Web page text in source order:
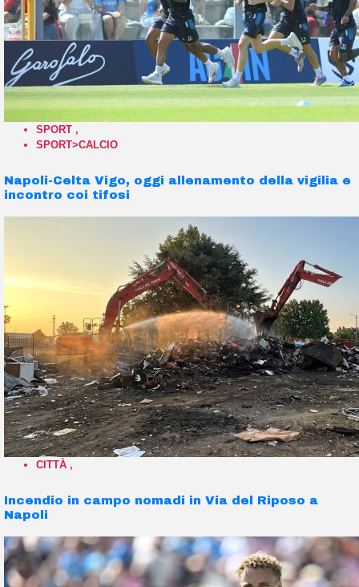
SPORT ,
SPORT>CALCIO
Napoli-Celta Vigo, oggi allenamento della vigilia e
incontro coi tifosi
CITTÀ ,
Incendio in campo nomadi in Via del Riposo a
Napoli